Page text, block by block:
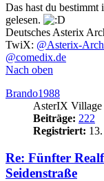
Das hast du
gelesen.
Deutsches Asterix
TwiX: @Asterix-
@comedix.de
Nach oben
Brando1988
AsterIX Village
Beiträge: 222
Registriert:
Re: Fünfter
Seidenstraße